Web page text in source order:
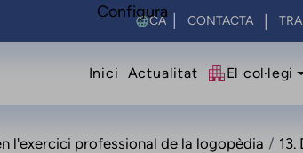
Select your language
CONTACTA
Navegació
Inici Actualitat El col·legi
l'exercici professional de la logopèdia
Configura